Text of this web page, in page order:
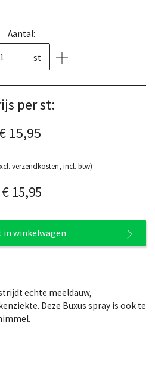
Aantal:
st
per st:
€ 15,95
verzendkosten, incl. btw)
€ 15,95
in winkelwagen
echte meeldauw,
Deze Buxus spray is ook te